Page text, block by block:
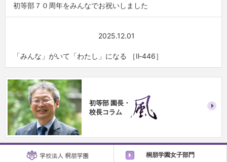
初等部７０周年をみんなでお祝いしました
「みんな」がいて「わたし」になる ［Ⅱ‐446］
2025.12.01
初等部 園長・
校長コラム
桐朋学園女子部門